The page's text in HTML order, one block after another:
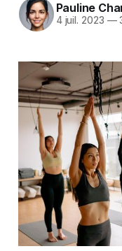
Pauline
4 juil. 2023 —